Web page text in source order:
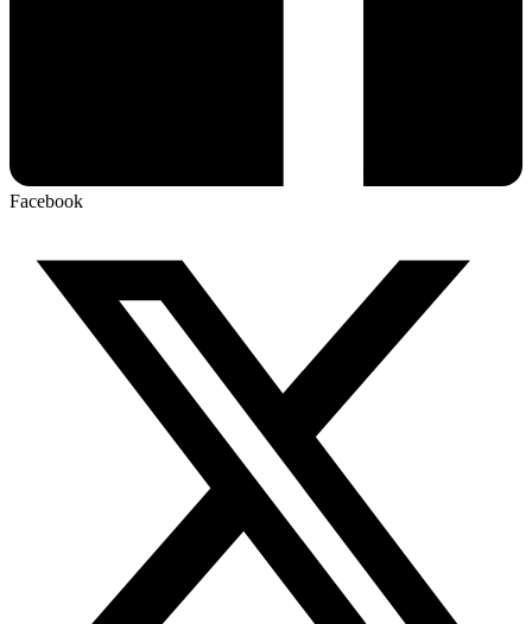
Facebook